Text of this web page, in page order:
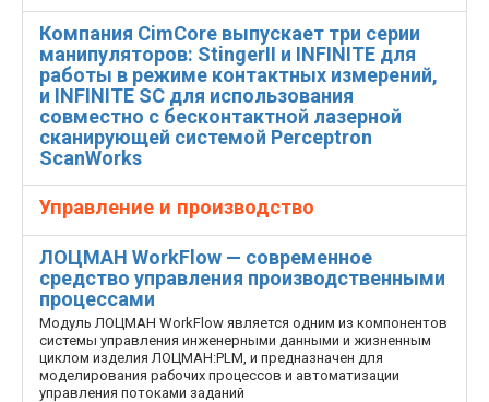
Компания CimCore выпускает три серии
манипуляторов: StingerII и INFINITE для
работы в режиме контактных измерений,
и INFINITE SC для использования
совместно с бесконтактной лазерной
сканирующей системой Perceptron
ScanWorks
Управление и производство
ЛОЦМАН WorkFlow — современное
средство управления производственными
процессами
Модуль ЛОЦМАН WorkFlow является одним из компонентов
системы управления инженерными данными и жизненным
циклом изделия ЛОЦМАН:PLM, и предназначен для
моделирования рабочих процессов и автоматизации
управления потоками заданий